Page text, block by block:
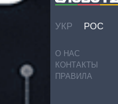
УКР РОС
О НАС
КОНТАКТЫ
ПРАВИЛА